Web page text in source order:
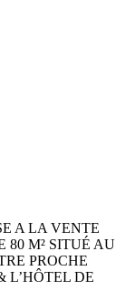
A LA VENTE
80 M² SITUÉ AU
PROCHE
L’HÔTEL DE